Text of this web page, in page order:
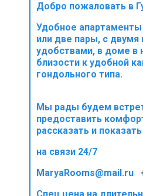
Добро пожаловать в
Удобное
или две пары, с
удобствами, в доме в
близости к удобной
гондольного типа.
Мы рады будем
предоставить
рассказать и
на связи 24/7
MaryaRooms@mail.ru
ПРОЖИВАНИЕ
Квартиры
Коттеджи
% Горячие
Долгосрочная
Казбеги
ГРУЗИЯ